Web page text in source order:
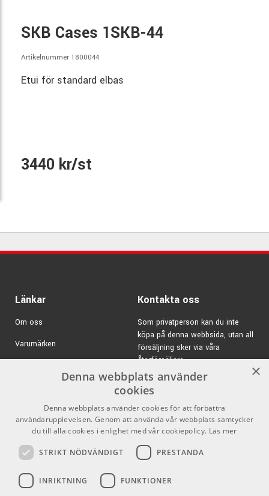
SKB Cases 1SKB-44
Artikelnummer 1800044
Etui för standard elbas
3440 kr/st
Länkar
Om oss
Varumärken
Försäljningsvillkor
Inlogg för återförsäljare
Kontakta oss
Som privatperson kan du inte
köpa på denna webbsida, utan all
försäljning sker via våra
återförsäljare.
E-post:info@emnordic.se
×
Denna webbplats använder
cookies
Denna webbplats använder cookies för att förbättra
användarupplevelsen. Genom att använda vår webbplats samtycker
du till alla cookies i enlighet med vår cookiepolicy. Läs mer
STRIKT NÖDVÄNDIGT PRESTANDA
INRIKTNING FUNKTIONER